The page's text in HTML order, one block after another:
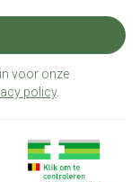
voor onze
policy.